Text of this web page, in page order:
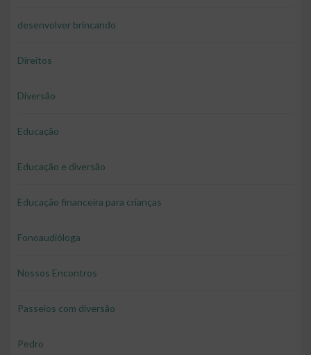
desenvolver brincando
Direitos
Diversão
Educação
Educação e diversão
Educação financeira para crianças
Fonoaudióloga
Nossos Encontros
Passeios com diversão
Pedro